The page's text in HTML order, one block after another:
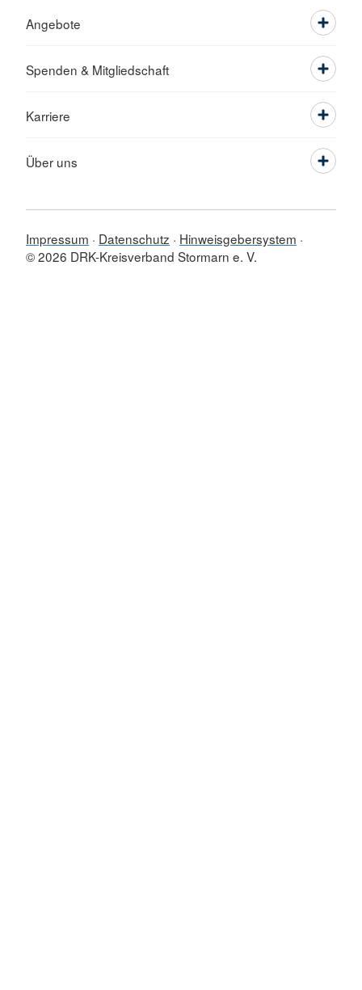
Angebote
Spenden & Mitgliedschaft
Karriere
Über uns
Impressum Datenschutz
Hinweisgebersystem
© 2026 DRK-Kreisverband Stormarn e. V.